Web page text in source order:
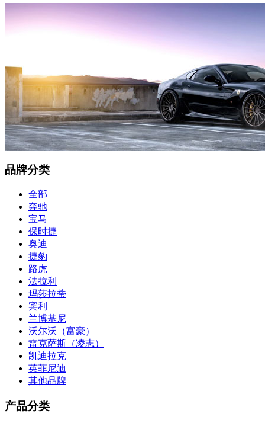
品牌分类
全部
奔驰
宝马
保时捷
奥迪
捷豹
路虎
法拉利
玛莎拉蒂
宾利
兰博基尼
沃尔沃（富豪）
雷克萨斯（凌志）
凯迪拉克
英菲尼迪
其他品牌
产品分类